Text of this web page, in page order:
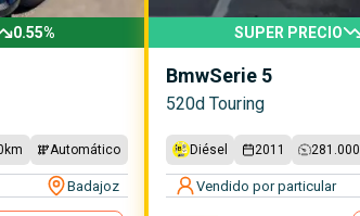
0.55%
km Automático
Badajoz
SUPER PRECIO
BmwSerie 5
520d Touring
Diésel 2011 281.000
Vendido por particular